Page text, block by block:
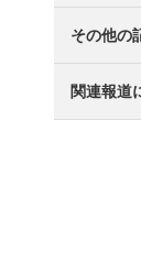
その他の
関連報道